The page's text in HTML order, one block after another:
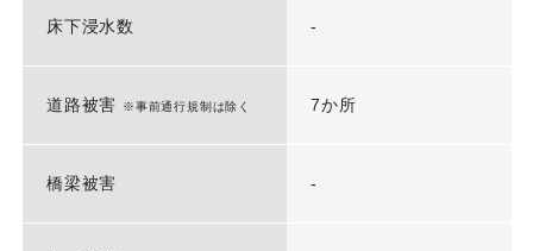
床下浸水数 -
道路被害 ※事前通行規制は除く 7か所
橋梁被害 -